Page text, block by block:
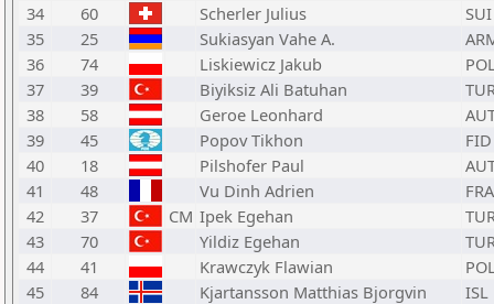
34
60 Scherler Julius
SUI
35
25 Sukiasyan Vahe A.
36
74 Liskiewicz Jakub
37
39 Biyiksiz Ali Batuhan
38
58 Geroe Leonhard
39
45 Popov Tikhon
FID
40
18 Pilshofer Paul
41
48 Vu Dinh Adrien
FRA
42
37 CM Ipek Egehan
43
70 Yildiz Egehan
44
41 Krawczyk Flawian
45
84 Kjartansson Matthias Bjorgvin
ISL